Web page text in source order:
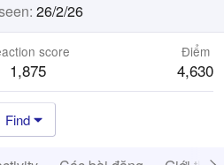
26/2/26
score
1,875
Điểm
4,630
Find